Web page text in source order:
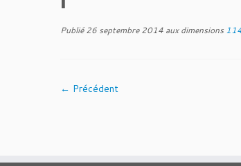
Publié 26 septembre 2014 aux dimensions
← Précédent